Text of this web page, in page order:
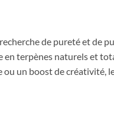
de pureté et de
en terpènes naturels et
ou un boost de créativité,